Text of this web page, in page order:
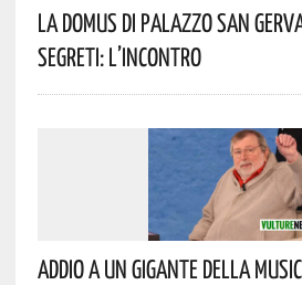
La Domus Di Palazzo San
Segreti: L’incontro
Addio A Un Gigante Della